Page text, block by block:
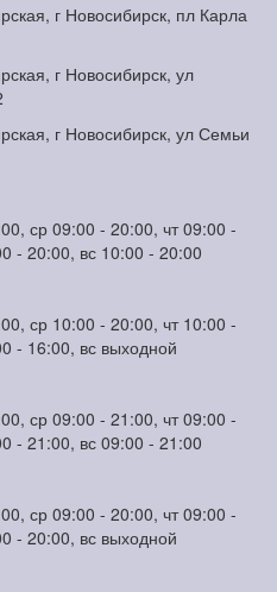
г Новосибирск, пл Карла
г Новосибирск, ул
г Новосибирск, ул Семьи
ср 09:00 - 20:00, чт 09:00 -
- 20:00, вс 10:00 - 20:00
ср 10:00 - 20:00, чт 10:00 -
- 16:00, вс выходной
ср 09:00 - 21:00, чт 09:00 -
- 21:00, вс 09:00 - 21:00
ср 09:00 - 20:00, чт 09:00 -
- 20:00, вс выходной